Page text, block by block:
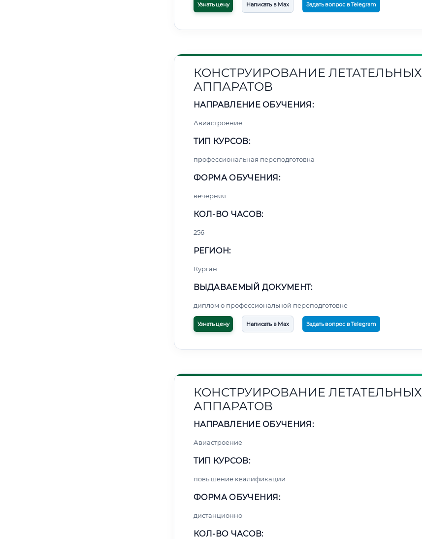
Узнать цену Написать в Max Задать вопрос в Telegram
КОНСТРУИРОВАНИЕ ЛЕТАТЕЛЬНЫХ
АППАРАТОВ
НАПРАВЛЕНИЕ ОБУЧЕНИЯ:
Авиастроение
ТИП КУРСОВ:
профессиональная переподготовка
ФОРМА ОБУЧЕНИЯ:
вечерняя
КОЛ-ВО ЧАСОВ:
256
РЕГИОН:
Курган
ВЫДАВАЕМЫЙ ДОКУМЕНТ:
диплом о профессиональной переподготовке
Узнать цену Написать в Max Задать вопрос в Telegram
КОНСТРУИРОВАНИЕ ЛЕТАТЕЛЬНЫХ
АППАРАТОВ
НАПРАВЛЕНИЕ ОБУЧЕНИЯ:
Авиастроение
ТИП КУРСОВ:
повышение квалификации
ФОРМА ОБУЧЕНИЯ:
дистанционно
КОЛ-ВО ЧАСОВ: